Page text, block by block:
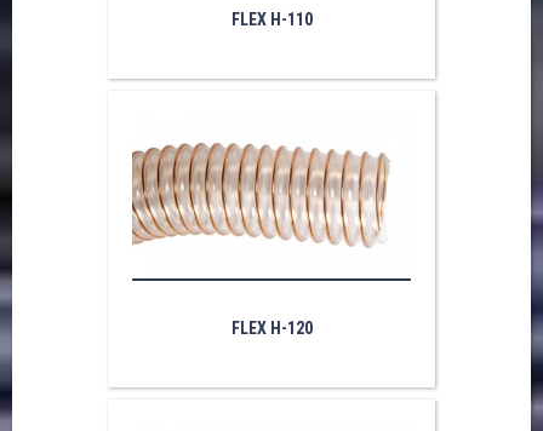
FLEX H-110
FLEX H-120